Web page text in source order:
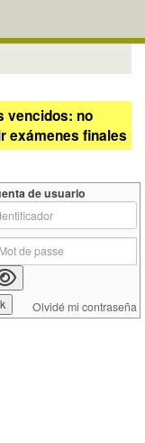
vencidos: no
exámenes finales
de usuario
Olvidé mi contraseña